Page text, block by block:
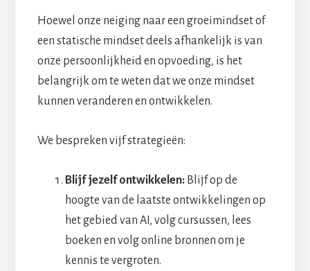
Hoewel onze neiging naar een groeimindset of
een statische mindset deels afhankelijk is van
onze persoonlijkheid en opvoeding, is het
belangrijk om te weten dat we onze mindset
kunnen veranderen en ontwikkelen.
We bespreken vijf strategieën:
Blijf jezelf ontwikkelen:Blijf op de
hoogte van de laatste ontwikkelingen op
het gebied van AI, volg cursussen, lees
boeken en volg online bronnen om je
kennis te vergroten.